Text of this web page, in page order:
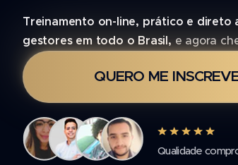
Treinamento on-line, prático e direto
gestores em todo o Brasil, e agora
QUERO ME
Qualidade